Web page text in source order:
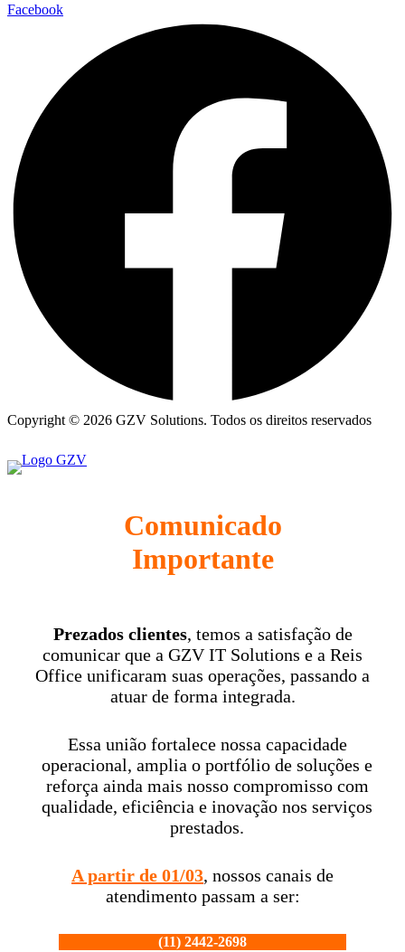
Facebook
Copyright © 2026 GZV Solutions. Todos os direitos reservados
Comunicado
Importante
Prezados clientes, temos a satisfação de
comunicar que a GZV IT Solutions e a Reis
Office unificaram suas operações, passando a
atuar de forma integrada.
Essa união fortalece nossa capacidade
operacional, amplia o portfólio de soluções e
reforça ainda mais nosso compromisso com
qualidade, eficiência e inovação nos serviços
prestados.
A partir de 01/03, nossos canais de
atendimento passam a ser:
(11) 2442-2698